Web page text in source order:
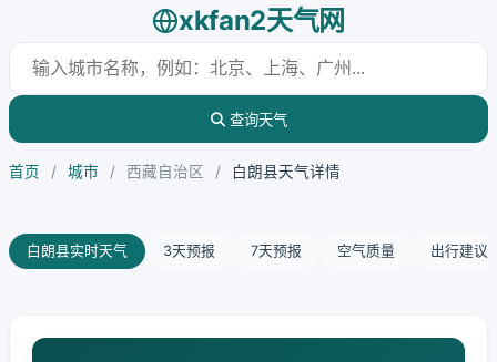
xkfan2天气网
查询天气
首页 / 城市 / 西藏自治区 / 白朗县天气详情
白朗县实时天气 3天预报 7天预报 空气质量 出行建议